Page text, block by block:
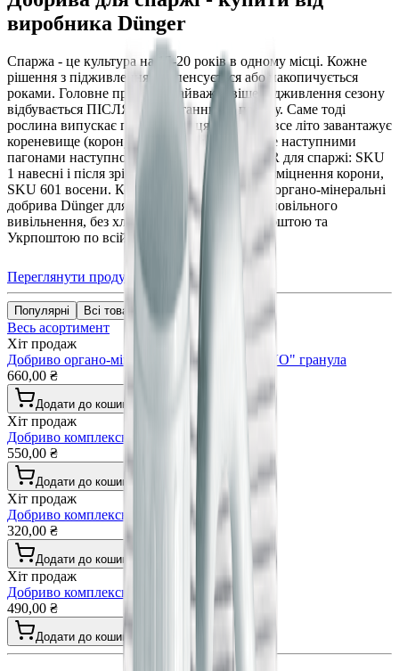
виробника Dünger
Спаржа - це культура на 15-20 років в одному місці. Кожне
рішення з підживлення компенсується або накопичується
роками. Головне правило: найважливіше підживлення сезону
відбувається ПІСЛЯ зрізу останнього пагону. Саме тоді
рослина випускає папороть - і ця папороть все літо завантажує
кореневище (корону) крохмалем, який стане наступними
пагонами наступної весни. Схема DUNGER для спаржі: SKU
1 навесні і після зрізу, SKU 19 у серпні для зміцнення корони,
SKU 601 восени. Комплексні мінеральні та органо-мінеральні
добрива Dünger для спаржі - гранульовані, повільного
вивільнення, без хлору. Доставка Новою Поштою та
Укрпоштою по всій Україні.
Переглянути продукцію
Популярні Всі товари
Весь асортимент
Хіт продаж
Добриво органо-мінеральне "DÜNGER VIVO" гранула
660,00 ₴
Додати до кошика
Хіт продаж
Добриво комплексне універсальне гранула
550,00 ₴
Додати до кошика
Хіт продаж
Добриво комплексне газонні трави гранула
320,00 ₴
Додати до кошика
Хіт продаж
Добриво комплексне для картоплі гранула
490,00 ₴
Додати до кошика